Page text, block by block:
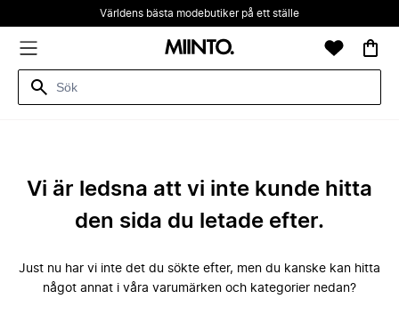
Världens bästa modebutiker på ett ställe
Vi är ledsna att vi inte kunde hitta
den sida du letade efter.
Just nu har vi inte det du sökte efter, men du kanske kan hitta
något annat i våra varumärken och kategorier nedan?